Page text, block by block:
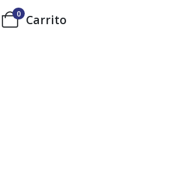
0 Carrito